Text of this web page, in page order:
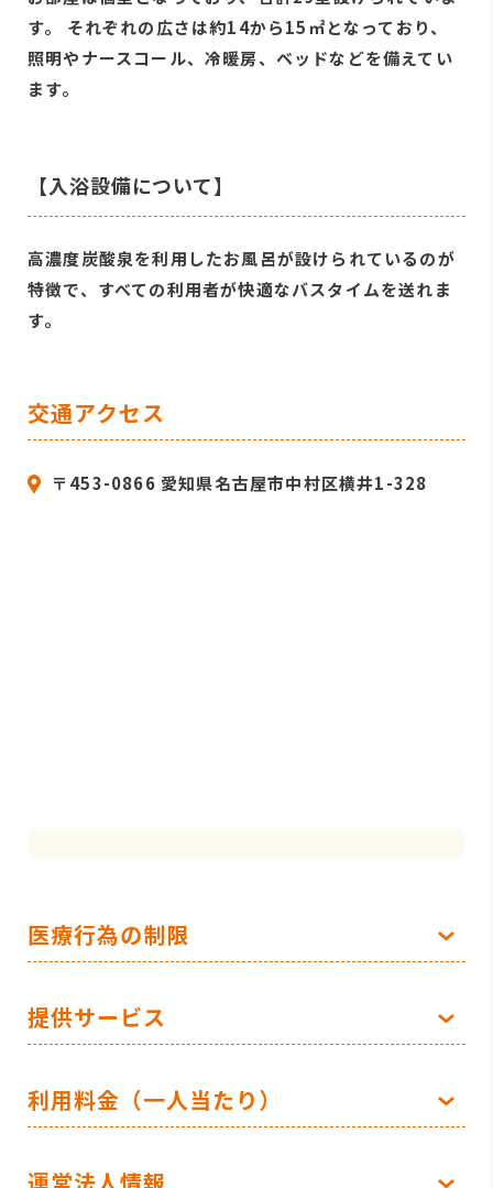
す。 それぞれの広さは約14から15㎡となっており、
照明やナースコール、冷暖房、ベッドなどを備えてい
ます。
【入浴設備について】
高濃度炭酸泉を利用したお風呂が設けられているのが
特徴で、すべての利用者が快適なバスタイムを送れま
す。
交通アクセス
〒453-0866 愛知県名古屋市中村区横井1-328
医療行為の制限
提供サービス
利用料金（一人当たり）